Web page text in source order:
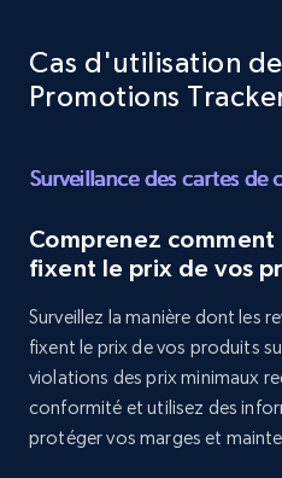
and more.
Target - Discover
URL, Product id, Title,
Rating, Reviews count,
and more.
1.3K+ 176+
Cas d'utilisation
Promotions
Surveillance des cartes de
Comprenez
fixent le prix de vos
Surveillez la manière dont les
fixent le prix de vos produits
violations des prix minimaux
conformité et utilisez des
protéger vos marges et